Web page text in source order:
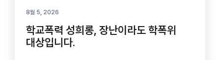
8월 5, 2026
학교폭력 성희롱, 장난이라도 학폭위
대상입니다.